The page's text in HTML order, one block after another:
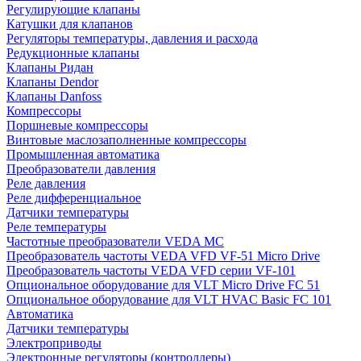
Регулирующие клапаны
Катушки для клапанов
Регуляторы температуры, давления и расхода
Редукционные клапаны
Клапаны Ридан
Клапаны Dendor
Клапаны Danfoss
Компрессоры
Поршневые компрессоры
Винтовые маслозаполненные компрессоры
Промышленная автоматика
Преобразователи давления
Реле давления
Реле дифференциальное
Датчики температуры
Реле температуры
Частотные преобразователи VEDA MC
Преобразователь частоты VEDA VFD VF-51 Micro Drive
Преобразователь частоты VEDA VFD серии VF-101
Опциональное оборудование для VLT Micro Drive FC 51
Опциональное оборудование для VLT HVAC Basic FC 101
Автоматика
Датчики температуры
Электроприводы
Электронные регуляторы (контроллеры)